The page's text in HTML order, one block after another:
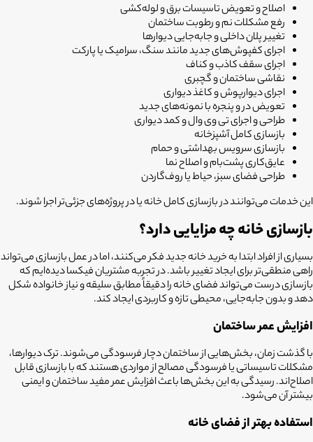
اصلاح و تعویض تاسیسات برق و لوله‌کشی
رفع مشکلات نم و رطوبت ساختمان
تغییر پلان داخلی و جابه‌جایی دیوارها
اجرای کفپوش‌های جدید مانند سنگ، سرامیک یا پارکت
اجرای سقف کاذب و کناف
نقاشی ساختمان و گچبری
اجرای دیوارپوش و کاغذ دیواری
تعویض در و پنجره با نمونه‌های جدید
طراحی و اجرای تی وی وال و کمد دیواری
بازسازی کامل آشپزخانه
بازسازی سرویس بهداشتی و حمام
عایق‌کاری پشت‌بام و اصلاح نما
طراحی فضای سبز، حیاط یا روف‌گاردن
این خدمات می‌توانند در بازسازی کامل خانه یا در پروژه‌های جزئی‌تر اجرا شوند.
بازسازی خانه چه مزایایی دارد؟
بسیاری از افراد ابتدا به خرید خانه جدید فکر می‌کنند، اما در عمل بازسازی می‌تواند
راهی منطقی‌تر برای ایجاد تغییر باشد. در تجربه مشتریان فیکسا دیده‌ایم که
بازسازی درست می‌تواند فضای خانه را دقیقاً مطابق سلیقه و نیاز خانواده شکل
دهد و بدون جابه‌جایی، محیطی تازه و کاربردی ایجاد کند.
افزایش عمر ساختمان
با گذشت زمان، بخش‌هایی از ساختمان دچار فرسودگی می‌شوند. ترک دیوارها،
مشکلات تاسیساتی یا فرسودگی مصالح از مواردی هستند که با بازسازی قابل
اصلاح‌اند. رسیدگی به این بخش‌ها باعث افزایش عمر مفید ساختمان و ایمنی
بیشتر آن می‌شود.
استفاده بهتر از فضای خانه